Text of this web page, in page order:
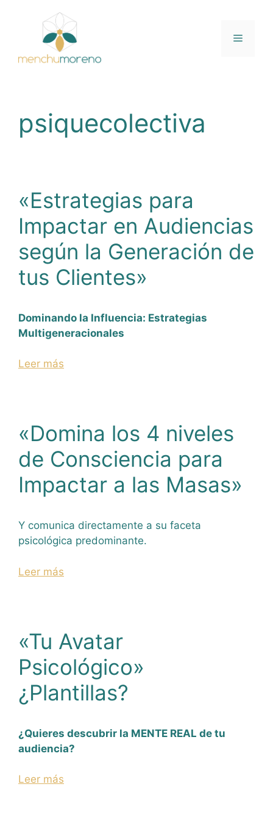
contenido
Menú
psiquecolectiva
«Estrategias para
Impactar en Audiencias
según la Generación de
tus Clientes»
Dominando la Influencia: Estrategias
Multigeneracionales
Leer más
«Domina los 4 niveles
de Consciencia para
Impactar a las Masas»
Y comunica directamente a su faceta
psicológica predominante.
Leer más
«Tu Avatar
Psicológico»
¿Plantillas?
¿Quieres descubrir la MENTE REAL de tu
audiencia?
Leer más